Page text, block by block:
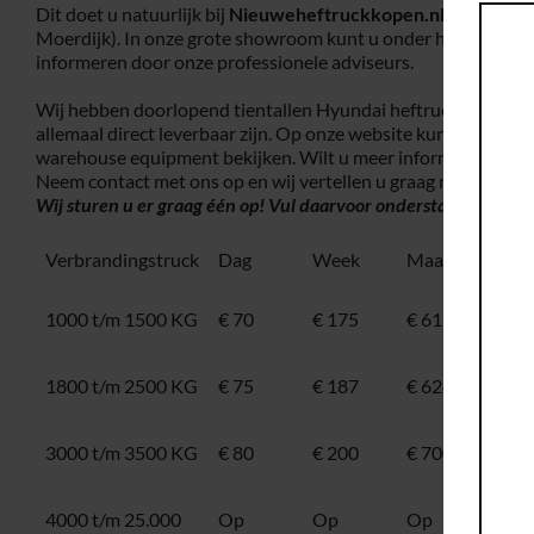
Dit doet u natuurlijk bij Nieuweheftruckkopen.nl,
Moerdijk). In onze grote showroom kunt u onder het genot
informeren door onze professionele adviseurs.
Wij hebben doorlopend tientallen Hyundai heftrucks op
allemaal direct leverbaar zijn. Op onze website kunt u onze
warehouse equipment bekijken. Wilt u meer informatie over
Neem contact met ons op en wij vertellen u graag meer!
Wij sturen u er graag één op! Vul daarvoor onderstaand
Verbrandingstruck Dag Week Maand
1000 t/m 1500 KG € 70 € 175 € 612,50
1800 t/m 2500 KG
€ 75 € 187 € 624,75
3000 t/m 3500 KG € 80 € 200 € 700
4000 t/m 25.000
Op
Op
Op